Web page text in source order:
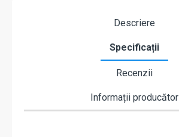
Descriere
Specificații
Recenzii
Informații producător